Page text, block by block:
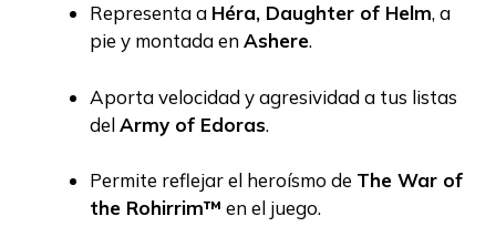
Representa a Héra, Daughter of Helm, a
pie y montada enAshere.
Aporta velocidad y agresividad a tus listas
delArmy of Edoras.
Permite reflejar el heroísmo de The War of
the Rohirrim™ en el juego.